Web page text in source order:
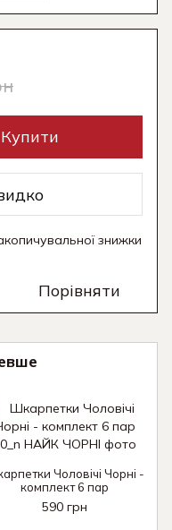
Купити
знижки
Порівняти
Чоловічі Чорні -
комплект 6 пар
590 грн